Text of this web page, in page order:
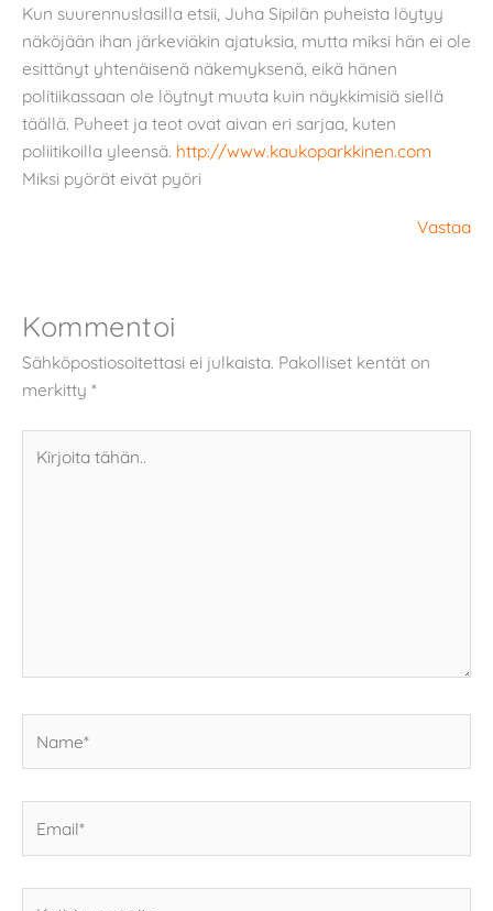
Kun suurennuslasilla etsii, Juha Sipilän puheista löytyy
näköjään ihan järkeviäkin ajatuksia, mutta miksi hän ei ole
esittänyt yhtenäisenä näkemyksenä, eikä hänen
politiikassaan ole löytnyt muuta kuin näykkimisiä siellä
täällä. Puheet ja teot ovat aivan eri sarjaa, kuten
poliitikoilla yleensä. http://www.kaukoparkkinen.com
Miksi pyörät eivät pyöri
Vastaa
Kommentoi
Sähköpostiosoitettasi ei julkaista. Pakolliset kentät on
merkitty *
tähän..